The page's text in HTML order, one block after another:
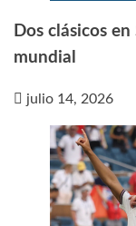
Dos clásicos
mundial
julio 14, 2026